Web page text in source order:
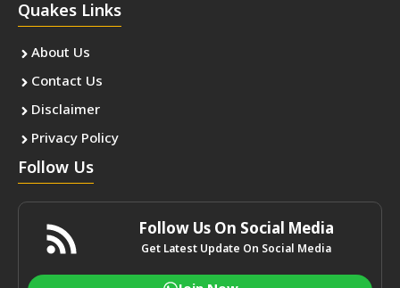
Quakes Links
About Us
Contact Us
Disclaimer
Privacy Policy
Follow Us
Follow Us On Social Media
Get Latest Update On Social Media